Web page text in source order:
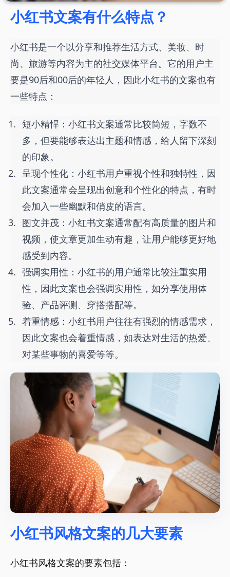
小红书文案有什么特点？
小红书是一个以分享和推荐生活方式、美妆、时
尚、旅游等内容为主的社交媒体平台。它的用户主
要是90后和00后的年轻人，因此小红书的文案也有
一些特点：
短小精悍：小红书文案通常比较简短，字数不
多，但要能够表达出主题和情感，给人留下深刻
的印象。
呈现个性化：小红书用户重视个性和独特性，因
此文案通常会呈现出创意和个性化的特点，有时
会加入一些幽默和俏皮的语言。
图文并茂：小红书文案通常配有高质量的图片和
视频，使文章更加生动有趣，让用户能够更好地
感受到内容。
强调实用性：小红书的用户通常比较注重实用
性，因此文案也会强调实用性，如分享使用体
验、产品评测、穿搭搭配等。
着重情感：小红书用户往往有强烈的情感需求，
因此文案也会着重情感，如表达对生活的热爱、
对某些事物的喜爱等等。
小红书风格文案的几大要素
小红书风格文案的要素包括：